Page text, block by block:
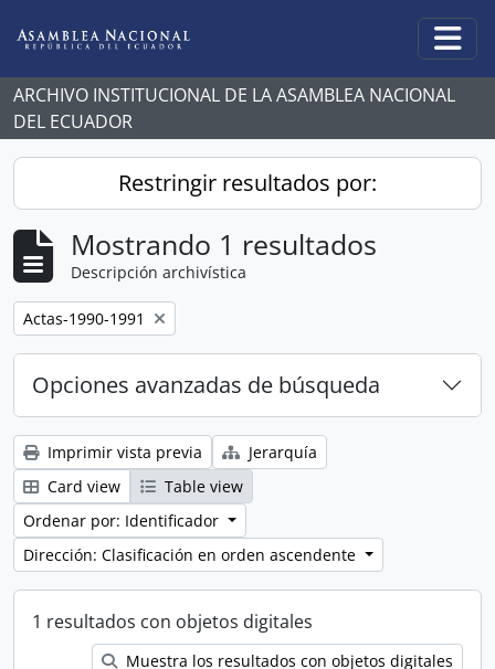
ARCHIVO INSTITUCIONAL DE LA ASAMBLEA NACIONAL
DEL ECUADOR
Restringir resultados por:
Mostrando 1 resultados
Descripción archivística
Remove filter:
Actas-1990-1991
Opciones avanzadas de búsqueda
Imprimir vista previa
Jerarquía
Card view
Table view
Ordenar por: Identificador
Dirección: Clasificación en orden ascendente
1 resultados con objetos digitales
Muestra los resultados con objetos digitales